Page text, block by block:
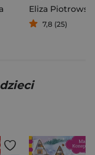
Eliza
7,8 (25)